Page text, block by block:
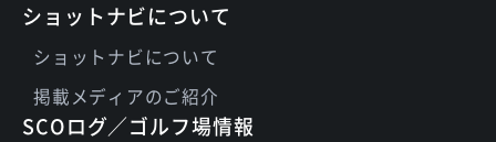
ショットナビについて
ショットナビについて
掲載メディアのご紹介
SCOログ／ゴルフ場情報